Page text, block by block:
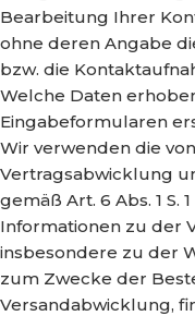
Bearbeitung Ihrer
ohne deren Angabe
bzw. die
Welche Daten
Eingabeformularen
Wir verwenden die
Vertragsabwicklung
gemäß Art. 6 Abs. 1 S.
Informationen zu der
insbesondere zu der
zum Zwecke der
Versandabwicklung,